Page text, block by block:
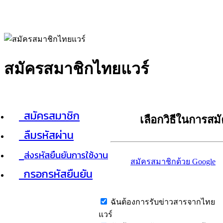
สมัครสมาชิกไทยแวร์
สมัครสมาชิก
ลืมรหัสผ่าน
ส่งรหัสยืนยันการใช้งาน
กรอกรหัสยืนยัน
เลือกวิธีในการส
สมัครสมาชิกด้วย Google
ฉันต้องการรับข่าวสารจากไทย
แวร์